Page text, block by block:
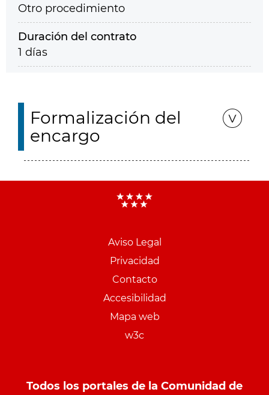
Otro procedimiento
Duración del contrato
1 días
Formalización del
encargo
Aviso Legal
Privacidad
Contacto
Accesibilidad
Mapa web
w3c
Todos los portales de la Comunidad de